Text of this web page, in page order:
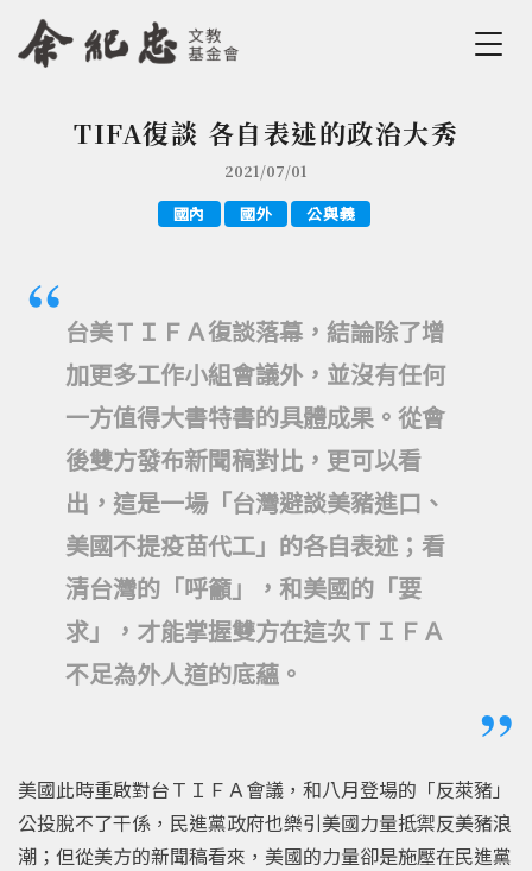
Jump to Navigation
Jump to Main content
您在這裡
TIFA復談 各自表述的政治大秀
2021/07/01
國內 國外 公與義
台美ＴＩＦＡ復談落幕，結論除了增
加更多工作小組會議外，並沒有任何
一方值得大書特書的具體成果。從會
後雙方發布新聞稿對比，更可以看
出，這是一場「台灣避談美豬進口、
美國不提疫苗代工」的各自表述；看
清台灣的「呼籲」，和美國的「要
求」，才能掌握雙方在這次ＴＩＦＡ
不足為外人道的底蘊。
美國此時重啟對台ＴＩＦＡ會議，和八月登場的「反萊豬」
公投脫不了干係，民進黨政府也樂引美國力量抵禦反美豬浪
潮；但從美方的新聞稿看來，美國的力量卻是施壓在民進黨